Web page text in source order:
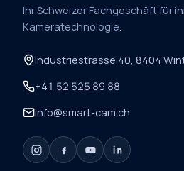
Ihr Schweizer Fachgeschäft für
Kameratechnologie.
Industriestrasse 40, 8404
+41 52 525 89 88
info@smart-cam.ch